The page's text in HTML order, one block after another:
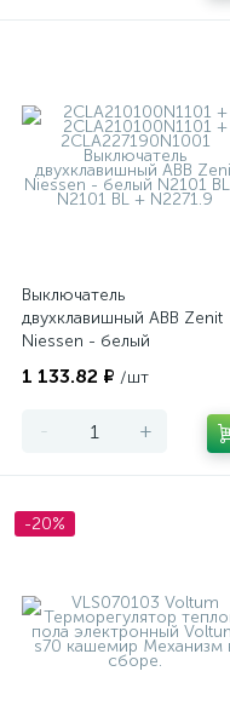
Выключатель
двухклавишный ABB Zenit
Niessen - белый
1 133.82 ₽ /шт
- +
-20%